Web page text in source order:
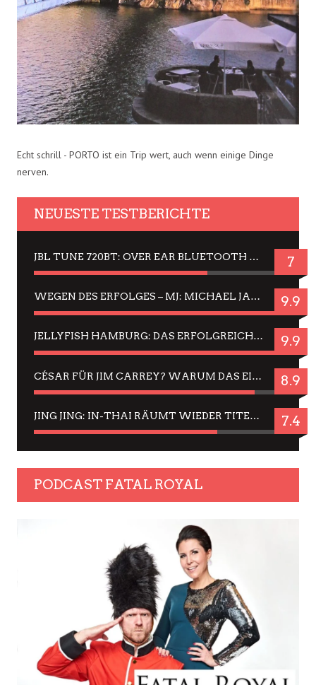
Echt schrill - PORTO ist ein Trip wert, auch wenn einige Dinge
nerven.
NEUESTE TESTBERICHTE
JBL TUNE 720BT: OVER EAR BLUETOOTH KOPFHÖRER UM DIE 50,-€ IM DAUER-TEST 7
WEGEN DES ERFOLGES – MJ: MICHAEL JACKSON MUSICAL IN EINER MATINEE SEHEN 9.9
JELLYFISH HAMBURG: DAS ERFOLGREICHE SOMMER-MENÜ 2025 IN GEFÜHLEN UND BILDERN 9.9
CÉSAR FÜR JIM CARREY? WARUM DAS EINER DER NERVIGSTEN ACTORS IST UND BLEIBT 8.9
JING JING: IN-THAI RÄUMT WIEDER TITEL AB – EIN ZWEI-STUNDEN-ERLEBNISBERICHT 7.4
PODCAST FATAL ROYAL